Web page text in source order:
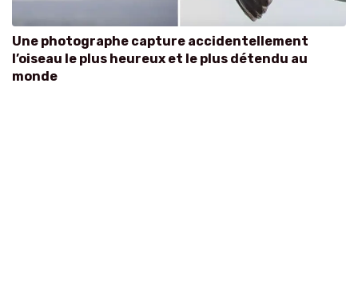
Une photographe capture accidentellement
l’oiseau le plus heureux et le plus détendu au
monde